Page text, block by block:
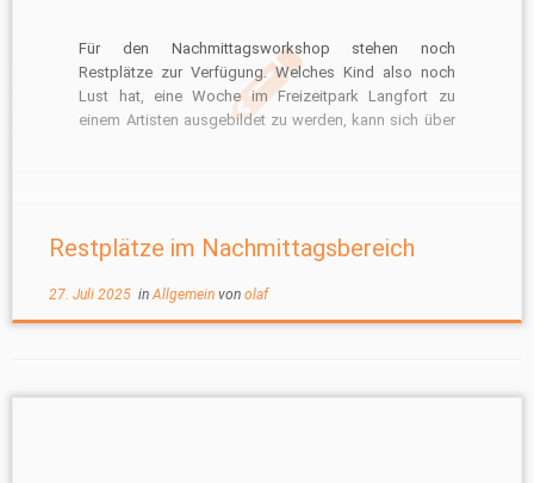
Für den Nachmittagsworkshop stehen noch
Restplätze zur Verfügung. Welches Kind also noch
Lust hat, eine Woche im Freizeitpark Langfort zu
einem Artisten ausgebildet zu werden, kann sich über
Restplätze im Nachmittagsbereich
27. Juli 2025inAllgemein von olaf